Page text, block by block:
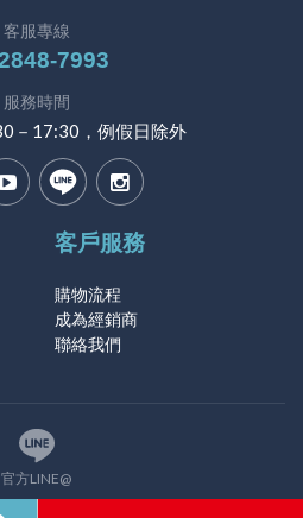
客服專線
7993
服務時間
－17:30，例假日除外
客戶服務
購物流程
成為經銷商
聯絡我們
官方LINE@